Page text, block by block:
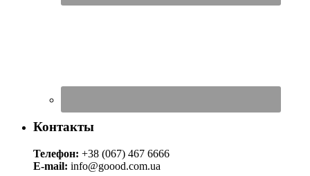
Контакты
Телефон: +38 (067) 467 6666
E-mail: info@goood.com.ua